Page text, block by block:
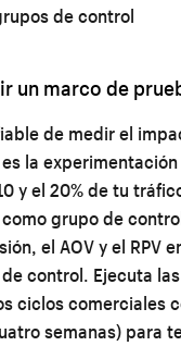
de control
un marco de
de medir el
la
y el 20% de tu
grupo de
el AOV y el RPV
control. Ejecuta
ciclos comerciales
semanas) para